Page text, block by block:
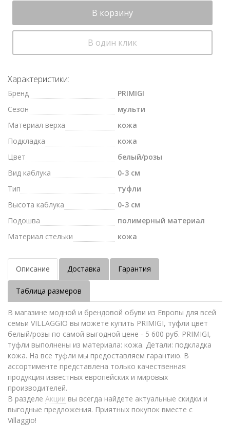
В корзину
В один клик
Характеристики:
Бренд
PRIMIGI
Сезон
мульти
Материал верха
кожа
Подкладка
кожа
Цвет
белый/розы
Вид каблука
0-3 см
Тип
туфли
Высота каблука
0-3 см
Подошва
полимерный материал
Материал стельки
кожа
Описание Доставка Гарантия
Таблица размеров
В магазине модной и брендовой обуви из Европы для всей
семьи VILLAGGIO вы можете купить PRIMIGI, туфли цвет
белый/розы по самой выгодной цене - 5 600 руб. PRIMIGI,
туфли выполнены из материала: кожа. Детали: подкладка
кожа. На все туфли мы предоставляем гарантию. В
ассортименте представлена только качественная
продукция известных европейских и мировых
производителей.
В разделе Акции вы всегда найдете актуальные скидки и
выгодные предложения. Приятных покупок вместе с
Villaggio!